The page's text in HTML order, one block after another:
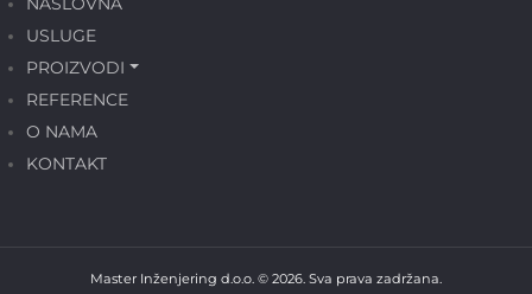
USLUGE
PROIZVODI
REFERENCE
O NAMA
KONTAKT
Master Inženjering d.o.o. © 2026. Sva prava zadržana.